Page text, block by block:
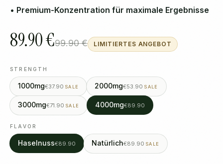
• Premium-Konzentration für maximale Ergebnisse
89.90 €99.90 € LIMITIERTES ANGEBOT
STRENGTH
1000mg€37.90 SALE 2000mg€53.90 SALE
3000mg€71.90 SALE 4000mg€89.90
FLAVOR
Haselnuss€89.90 Natürlich€89.90 SALE